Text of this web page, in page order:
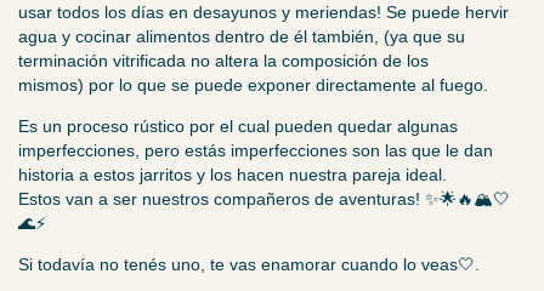
usar todos los días en desayunos y meriendas! Se puede hervir
agua y cocinar alimentos dentro de él también, (ya que su
terminación vitrificada no altera la composición de los
mismos) por lo que se puede exponer directamente al fuego.
Es un proceso rústico por el cual pueden quedar algunas
imperfecciones, pero estás imperfecciones son las que le dan
historia a estos jarritos y los hacen nuestra pareja ideal.
Estos van a ser nuestros compañeros de aventuras! ✨🌟🔥🏔🤍
🌊⚡️
Si todavía no tenés uno, te vas enamorar cuando lo veas🤍.